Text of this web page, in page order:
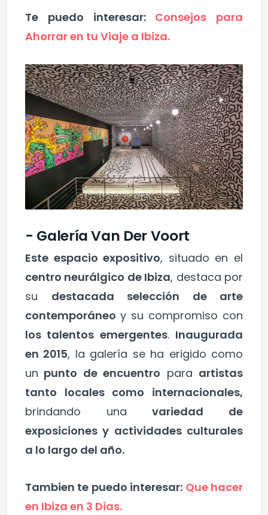
Te puedo interesar: Consejos para
Ahorrar en tu Viaje a Ibiza.
- Galería Van Der Voort
Este espacio expositivo, situado en el
centro neurálgico de Ibiza, destaca por
su destacada selección de arte
contemporáneo y su compromiso con
los talentos emergentes. Inaugurada
en 2015, la galería se ha erigido como
un punto de encuentro para artistas
tanto locales como internacionales,
brindando una variedad de
exposiciones y actividades culturales
a lo largo del año.
Tambien te puedo interesar: Que hacer
en Ibiza en 3 Dias.